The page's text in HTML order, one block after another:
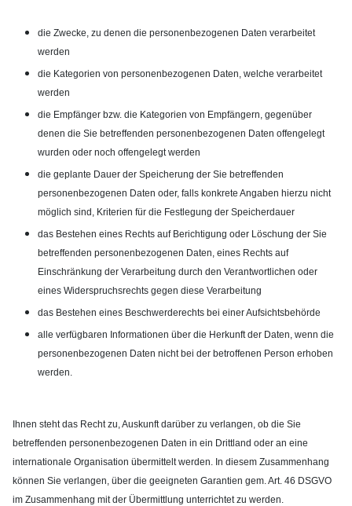
die Zwecke, zu denen die personenbezogenen Daten verarbeitet
werden
die Kategorien von personenbezogenen Daten, welche verarbeitet
werden
die Empfänger bzw. die Kategorien von Empfängern, gegenüber
denen die Sie betreffenden personenbezogenen Daten offengelegt
wurden oder noch offengelegt werden
die geplante Dauer der Speicherung der Sie betreffenden
personenbezogenen Daten oder, falls konkrete Angaben hierzu nicht
möglich sind, Kriterien für die Festlegung der Speicherdauer
das Bestehen eines Rechts auf Berichtigung oder Löschung der Sie
betreffenden personenbezogenen Daten, eines Rechts auf
Einschränkung der Verarbeitung durch den Verantwortlichen oder
eines Widerspruchsrechts gegen diese Verarbeitung
das Bestehen eines Beschwerderechts bei einer Aufsichtsbehörde
alle verfügbaren Informationen über die Herkunft der Daten, wenn die
personenbezogenen Daten nicht bei der betroffenen Person erhoben
werden.
Ihnen steht das Recht zu, Auskunft darüber zu verlangen, ob die Sie
betreffenden personenbezogenen Daten in ein Drittland oder an eine
internationale Organisation übermittelt werden. In diesem Zusammenhang
können Sie verlangen, über die geeigneten Garantien gem. Art. 46 DSGVO
im Zusammenhang mit der Übermittlung unterrichtet zu werden.